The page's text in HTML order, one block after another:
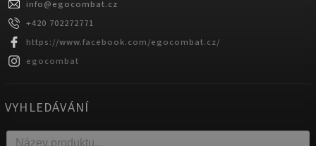
info@egocombat.cz
+420 702272771
https://www.facebook.com/egocombat.cz/
egocombat
VYHLEDÁVÁNÍ